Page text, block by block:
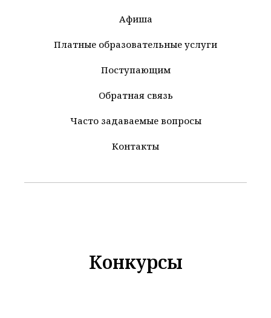
Афиша
Платные образовательные услуги
Поступающим
Обратная связь
Часто задаваемые вопросы
Контакты
Конкурсы